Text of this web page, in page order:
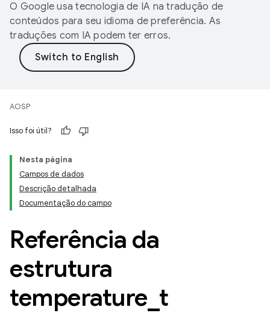
O Google usa tecnologia de IA na tradução de
conteúdos para seu idioma de preferência. As
traduções com IA podem ter erros.
AOSP
Isso foi útil?
Nesta página
Campos de dados
Descrição detalhada
Documentação do campo
Referência da
estrutura
temperature t